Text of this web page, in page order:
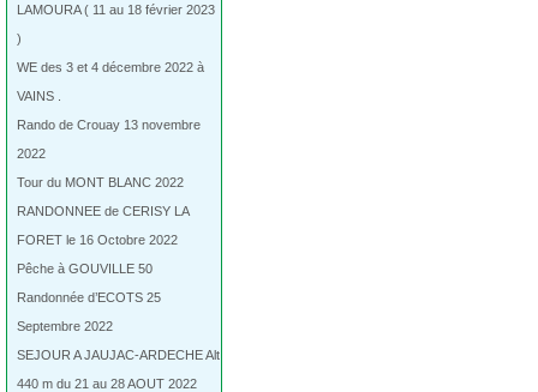
LAMOURA ( 11 au 18 février 2023
)
WE des 3 et 4 décembre 2022 à
VAINS .
Rando de Crouay 13 novembre
2022
Tour du MONT BLANC 2022
RANDONNEE de CERISY LA
FORET le 16 Octobre 2022
Pêche à GOUVILLE 50
Randonnée d’ECOTS 25
Septembre 2022
SEJOUR A JAUJAC-ARDECHE Alt
440 m du 21 au 28 AOUT 2022